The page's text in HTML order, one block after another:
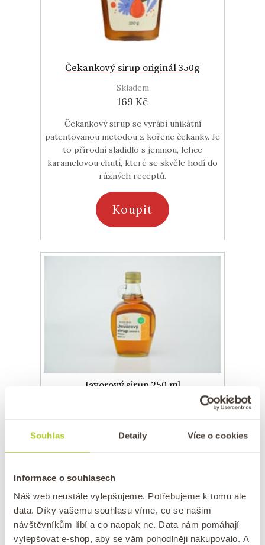
Souhlas Detaily Více o cookies
Informace o souhlasech
Náš web neustále vylepšujeme. Potřebujeme k tomu ale
data. Díky vašemu souhlasu víme, co se našim
návštěvníkům líbí a co naopak ne. Data nám pomáhají
vylepšovat e-shop, aby se vám pohodlněji nakupovalo. A
Čekankový sirup originál 350g
Skladem
169 Kč
Čekankový sirup se vyrábí unikátní
patentovanou metodou z kořene čekanky. Je
to přírodní sladidlo s jemnou, lehce
karamelovou chutí, které se skvěle hodí do
různých receptů.
Koupit
Javorový sirup 250 ml
Nejoblíbenější javorový sirup, který má
skvělou chuť a velice příjemnou vůni. Jedná
látek a aromat. Grade A označuje světlou
barvu javorového sirupu. Skvěle se hodí na
palačinky nebo lívance, přidejte si jej místo
cukru do jogurtů nebo do vaší oblíbené
snídaňové kaše.